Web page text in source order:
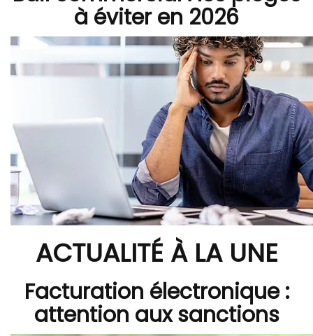
à éviter en 2026
ACTUALITÉ À LA UNE
Facturation électronique :
attention aux sanctions